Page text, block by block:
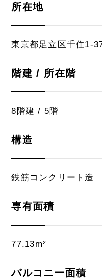
所在地
東京都足立区千住1-
階建 / 所在階
8階建 / 5階
構造
鉄筋コンクリート造
専有面積
77.13m²
バルコニー面積